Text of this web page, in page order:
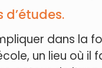
d’études.
dans la
un lieu où